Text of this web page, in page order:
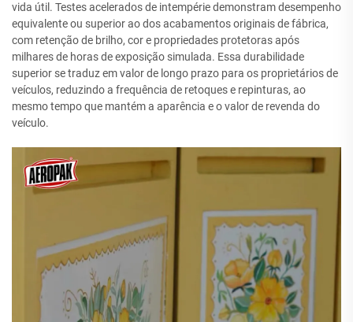
vida útil. Testes acelerados de intempérie demonstram desempenho
equivalente ou superior ao dos acabamentos originais de fábrica,
com retenção de brilho, cor e propriedades protetoras após
milhares de horas de exposição simulada. Essa durabilidade
superior se traduz em valor de longo prazo para os proprietários de
veículos, reduzindo a frequência de retoques e repinturas, ao
mesmo tempo que mantém a aparência e o valor de revenda do
veículo.